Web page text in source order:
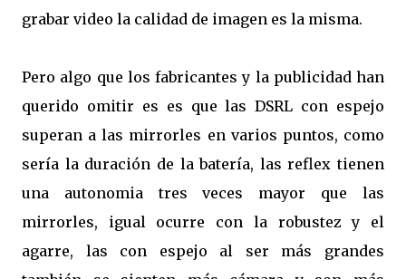
grabar video la calidad de imagen es la misma.
Pero algo que los fabricantes y la publicidad han
querido omitir es es que las DSRL con espejo
superan a las mirrorles en varios puntos, como
sería la duración de la batería, las reflex tienen
una autonomia tres veces mayor que las
mirrorles, igual ocurre con la robustez y el
agarre, las con espejo al ser más grandes